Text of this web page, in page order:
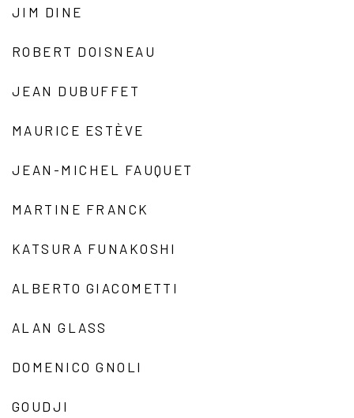
JIM DINE
ROBERT DOISNEAU
JEAN DUBUFFET
MAURICE ESTÈVE
JEAN-MICHEL FAUQUET
MARTINE FRANCK
KATSURA FUNAKOSHI
ALBERTO GIACOMETTI
ALAN GLASS
DOMENICO GNOLI
GOUDJI